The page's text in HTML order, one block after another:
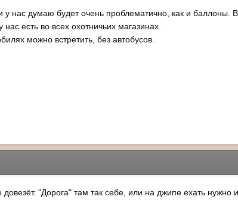
нас думаю будет очень проблематично, как и баллоны.
есть во всех охотничьих магазинах.
можно встретить, без автобусов.
"Дорога" там так себе, или на джипе ехать нужно